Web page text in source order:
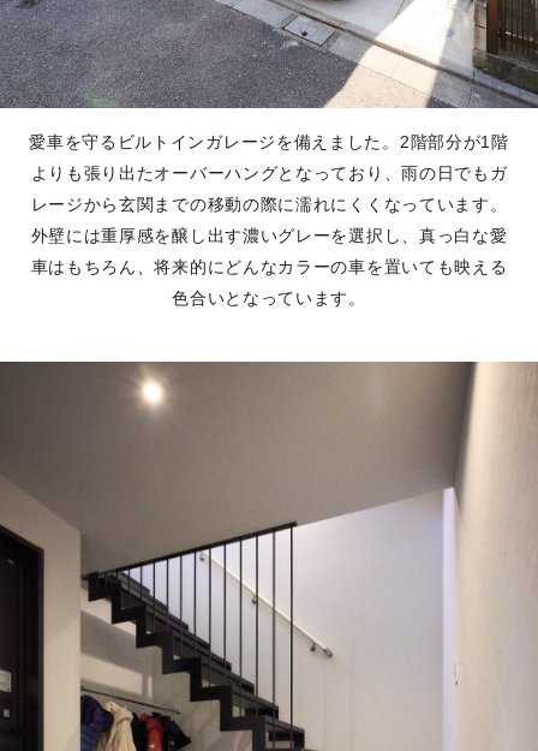
愛車を守るビルトインガレージを備えました。2階部分が1階
よりも張り出たオーバーハングとなっており、雨の日でもガ
レージから玄関までの移動の際に濡れにくくなっています。
外壁には重厚感を醸し出す濃いグレーを選択し、真っ白な愛
車はもちろん、将来的にどんなカラーの車を置いても映える
色合いとなっています。